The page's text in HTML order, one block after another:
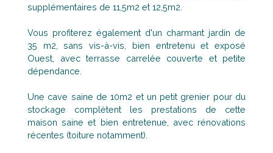
supplémentaires de 11,5m2 et 12,5m2.
Vous profiterez également d'un charmant jardin de
35 m2, sans vis-à-vis, bien entretenu et exposé
Ouest, avec terrasse carrelée couverte et petite
dépendance.
Une cave saine de 10m2 et un petit grenier pour du
stockage complètent les prestations de cette
maison saine et bien entretenue, avec rénovations
récentes (toiture notamment).